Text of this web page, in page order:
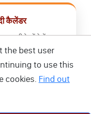
कैलेंडर
एक ही ऐप में देखें।
करें
the best user
to use this
cookies. Find out